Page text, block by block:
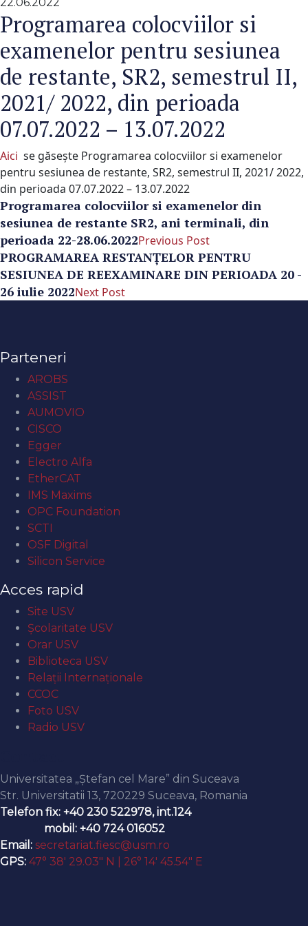
Programarea colocviilor si
examenelor pentru sesiunea
de restante, SR2, semestrul II,
2021/ 2022, din perioada
07.07.2022 – 13.07.2022
Aici se găsește Programarea colocviilor si examenelor
pentru sesiunea de restante, SR2, semestrul II, 2021/ 2022,
din perioada 07.07.2022 – 13.07.2022
Programarea colocviilor si examenelor din
sesiunea de restante SR2, ani terminali, din
perioada 22-28.06.2022Previous Post
PROGRAMAREA RESTANȚELOR PENTRU
SESIUNEA DE REEXAMINARE DIN PERIOADA 20 -
26 iulie 2022Next Post
Parteneri
AROBS
ASSIST
AUMOVIO
CISCO
Egger
Electro Alfa
EtherCAT
IMS Maxims
OPC Foundation
SCTI
OSF Digital
Silicon Service
Acces rapid
Site USV
Şcolaritate USV
Orar USV
Biblioteca USV
Relaţii Internaţionale
CCOC
Foto USV
Radio USV
Universitatea „Ștefan cel Mare” din Suceava
Str. Universitatii 13, 720229 Suceava, Romania
Telefon fix: +40 230 522978, int.124
mobil: +40 724 016052
Email: secretariat.fiesc@usm.ro
GPS: 47° 38′ 29.03″ N | 26° 14′ 45.54″ E